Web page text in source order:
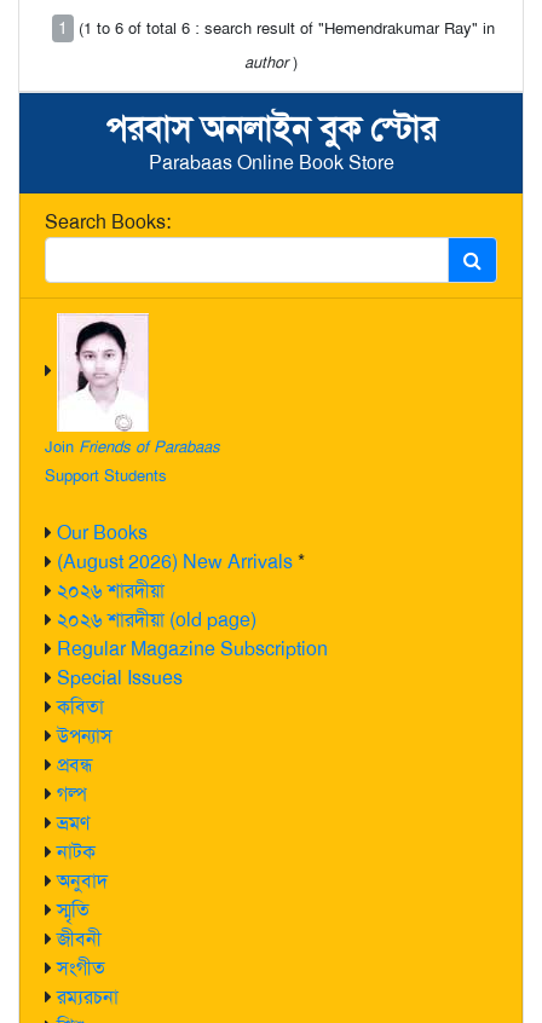
পরবাস অনলাইন বুক স্টোর
Parabaas Online Book Store
Search Books:
Join Friends of Parabaas
Support Students
Our Books
(August 2026) New Arrivals*
২০২৬ শারদীয়া
২০২৬ শারদীয়া (old page)
Regular Magazine Subscription
Special Issues
কবিতা
উপন্যাস
প্রবন্ধ
গল্প
ভ্রমণ
নাটক
অনুবাদ
স্মৃতি
জীবনী
সংগীত
রম্যরচনা
1
(1 to 6 of total 6 : search result of "Hemendrakumar Ray" in
author)